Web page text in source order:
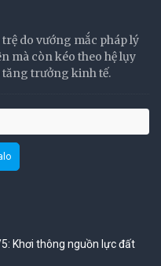
do vướng mắc pháp lý
mà còn kéo theo hệ lụy
tăng trưởng kinh tế.
Khơi thông nguồn lực đất